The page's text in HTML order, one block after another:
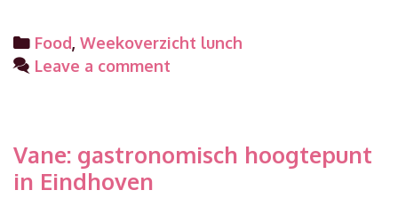
Categories
Food, Weekoverzicht lunch
Leave a comment
Vane: gastronomisch hoogtepunt
in Eindhoven